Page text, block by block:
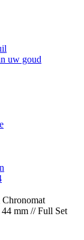
uw goud
mm // Full Set